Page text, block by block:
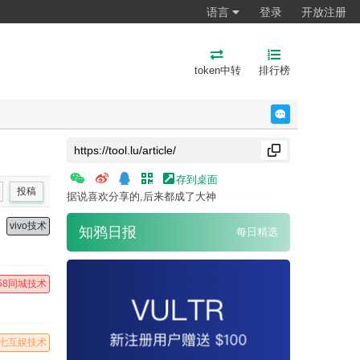
语言 登录 开放注册
token中转 排行榜
投稿
vivo技术
同城技术
互娱技术
存到桌面
据说喜欢分享的,后来都成了大神
知鸦日报 每日精选